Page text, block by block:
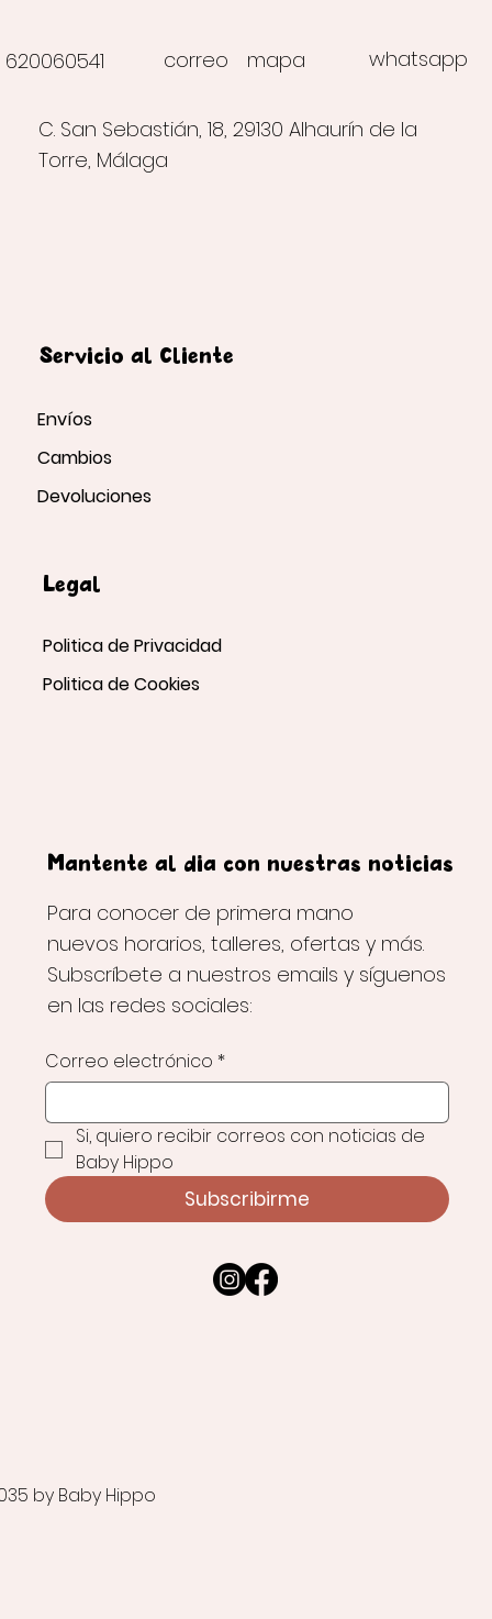
correo
620060541 whatsapp
C. San Sebastián, 18, 29130 Alhaurín de la
Torre, Málaga
mapa
Servicio al Cliente
Envíos
Cambios
Devoluciones
Legal
Politica de Privacidad
Politica de Cookies
Mantente al día con nuestras noticias
Para conocer de primera mano
nuevos horarios, talleres, ofertas y más.
Subscríbete a nuestros emails y síguenos
en las redes sociales:
Correo electrónico *
Si, quiero recibir correos con noticias de
Baby Hippo
Subscribirme
by Baby Hippo